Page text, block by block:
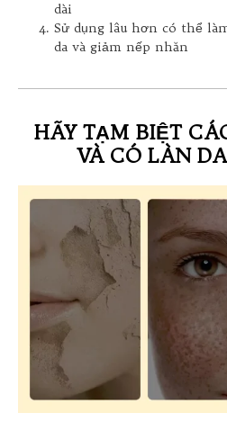
dài
Sử dụng lâu hơn có thể
da và giảm nếp nhăn
HÃY TẠM BIỆT
VÀ CÓ LÀN